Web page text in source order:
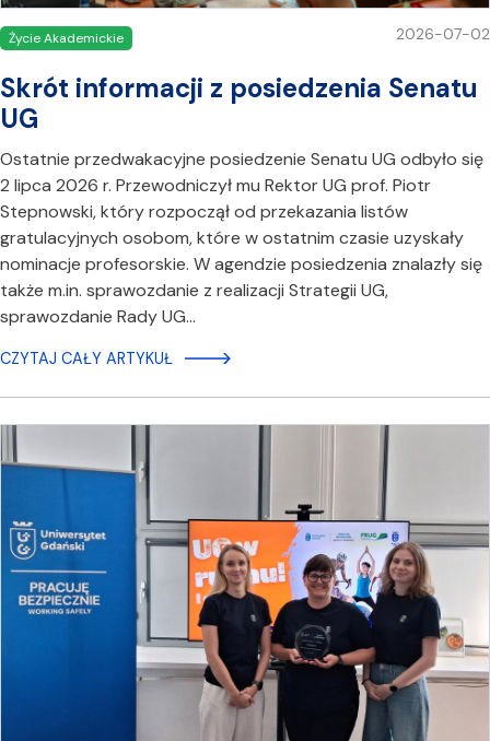
Życie Akademickie 2026-07-02
Skrót informacji z posiedzenia Senatu
UG
Ostatnie przedwakacyjne posiedzenie Senatu UG odbyło się
2 lipca 2026 r. Przewodniczył mu Rektor UG prof. Piotr
Stepnowski, który rozpoczął od przekazania listów
gratulacyjnych osobom, które w ostatnim czasie uzyskały
nominacje profesorskie. W agendzie posiedzenia znalazły się
także m.in. sprawozdanie z realizacji Strategii UG,
sprawozdanie Rady UG…
CZYTAJ CAŁY ARTYKUŁ